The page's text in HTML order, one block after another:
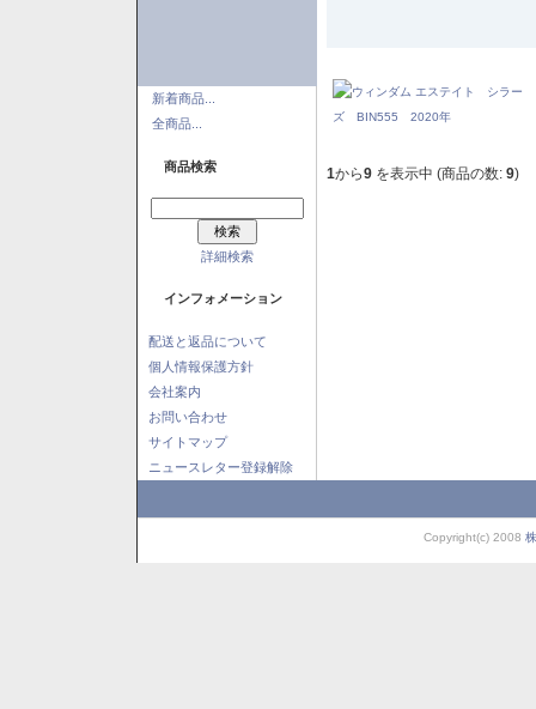
新着商品...
全商品...
商品検索
詳細検索
インフォメーション
配送と返品について
個人情報保護方針
会社案内
お問い合わせ
サイトマップ
ニュースレター登録解除
1から9 を表示中 (商品の数: 9)
Copyright(c) 2008